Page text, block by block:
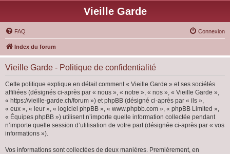
Vieille Garde
FAQ Connexion
Index du forum
Vieille Garde - Politique de confidentialité
Cette politique explique en détail comment « Vieille Garde » et ses sociétés
affiliées (désignés ci-après par « nous », « notre », « nos », « Vieille Garde »,
« https://vieille-garde.ch/forum ») et phpBB (désigné ci-après par « ils »,
« eux », « leur », « logiciel phpBB », « www.phpbb.com », « phpBB Limited »,
« Équipes phpBB ») utilisent n’importe quelle information collectée pendant
n’importe quelle session d’utilisation de votre part (désignée ci-après par « vos
informations »).
Vos informations sont collectées de deux manières. Premièrement, en